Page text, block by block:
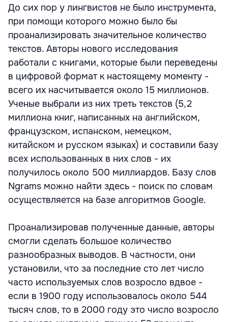
До сих пор у лингвистов не было инструмента,
при помощи которого можно было бы
проанализировать значительное количество
текстов. Авторы нового исследования
работали с книгами, которые были переведены
в цифровой формат к настоящему моменту -
всего их насчитывается около 15 миллионов.
Ученые выбрали из них треть текстов (5,2
миллиона книг, написанных на английском,
французском, испанском, немецком,
китайском и русском языках) и составили базу
всех использованных в них слов - их
получилось около 500 миллиардов. Базу слов
Ngrams можно найти здесь - поиск по словам
осуществляется на базе алгоритмов Google.
Проанализировав полученные данные, авторы
смогли сделать большое количество
разнообразных выводов. В частности, они
установили, что за последние сто лет число
часто используемых слов возросло вдвое -
если в 1900 году использовалось около 544
тысяч слов, то в 2000 году это число возросло